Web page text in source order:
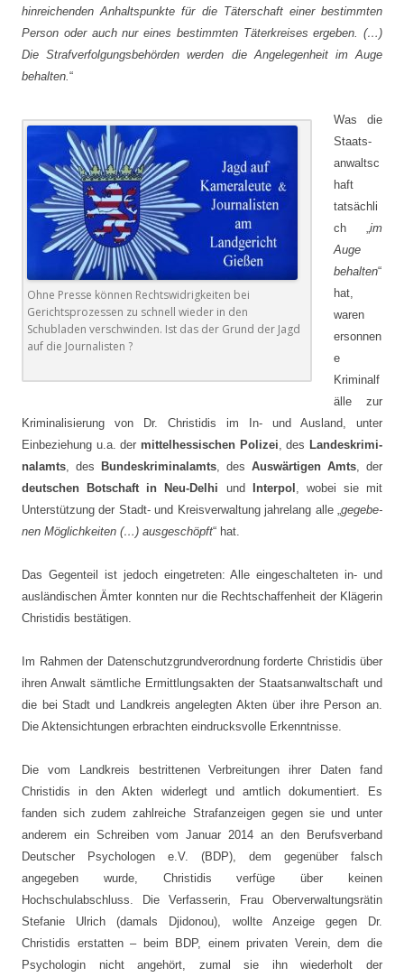
hinreichenden Anhaltspunkte für die Täterschaft einer bestimmten
Person oder auch nur eines bestimmten Täterkreises ergeben. (…)
Die Strafverfolgungsbehörden werden die Angelegenheit im Auge
behalten. “
Ohne Presse können Rechtswidrigkeiten bei
Gerichtsprozessen zu schnell wieder in den
Schubladen verschwinden. Ist das der Grund der Jagd
auf die Journalisten ?
Was die
Staats­
anwaltsc
haft
tatsächli
ch „ im
Auge
behalten“
hat,
waren
ersonnen
e
Kriminalf
älle zur
Kriminalisierung von Dr. Christidis im In- und Ausland, unter
Einbeziehung u.a. der mittelhessischen Polizei , des Landes­kri­mi­­
nalamts , des Bundeskriminalamts , des Auswärtigen Amts , der
deutschen Botschaft in Neu-Delhi und Interpol
, wobei sie mit
Unterstützung der Stadt- und Kreisverwaltung jahrelang alle „ gege­be­
nen Möglichkeiten (…) ausgeschöpft“ hat.
Das Gegenteil ist jedoch eingetreten: Alle eingeschalteten in- und
ausländischen Ämter konnten nur die Rechtschaffenheit der Klägerin
Christidis bestätigen.
Im Rahmen der Datenschutzgrundverordnung forderte Christidis über
ihren Anwalt sämtliche Ermittlungsakten der Staatsanwaltschaft und
die bei Stadt und Landkreis angelegten Akten über ihre Person an.
Die Aktensichtungen erbrachten eindrucksvolle Erkenntnisse.
Die vom Landkreis bestrittenen Verbreitungen ihrer Daten fand
Christidis in den Akten widerlegt und amtlich dokumentiert. Es
fanden sich zudem zahlreiche Strafanzeigen gegen sie und unter
anderem ein Schreiben vom Januar 2014 an den Berufsverband
Deutscher Psychologen e.V. (BDP), dem gegenüber falsch
angegeben wurde, Christidis verfüge über keinen
Hochschulabschluss. Die Verfasserin, Frau Oberverwaltungsrätin
Stefanie Ulrich (damals Djidonou), wollte Anzeige gegen Dr.
Christidis erstatten – beim BDP, einem privaten Verein, dem die
Psychologin nicht angehört, zumal sie ihn wiederholt der